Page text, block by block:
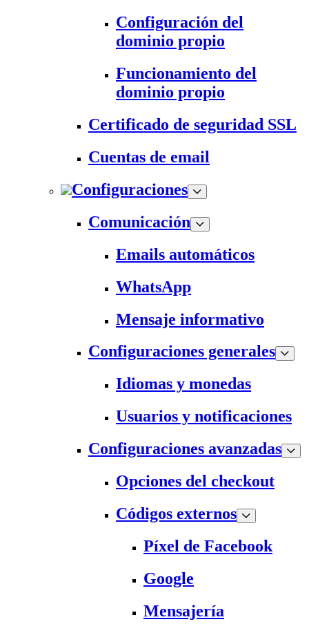
Configuración del
dominio propio
Funcionamiento del
dominio propio
Certificado de seguridad SSL
Cuentas de email
Configuraciones
Comunicación
Emails automáticos
WhatsApp
Mensaje informativo
Configuraciones generales
Idiomas y monedas
Usuarios y notificaciones
Configuraciones avanzadas
Opciones del checkout
Códigos externos
Píxel de Facebook
Google
Mensajería